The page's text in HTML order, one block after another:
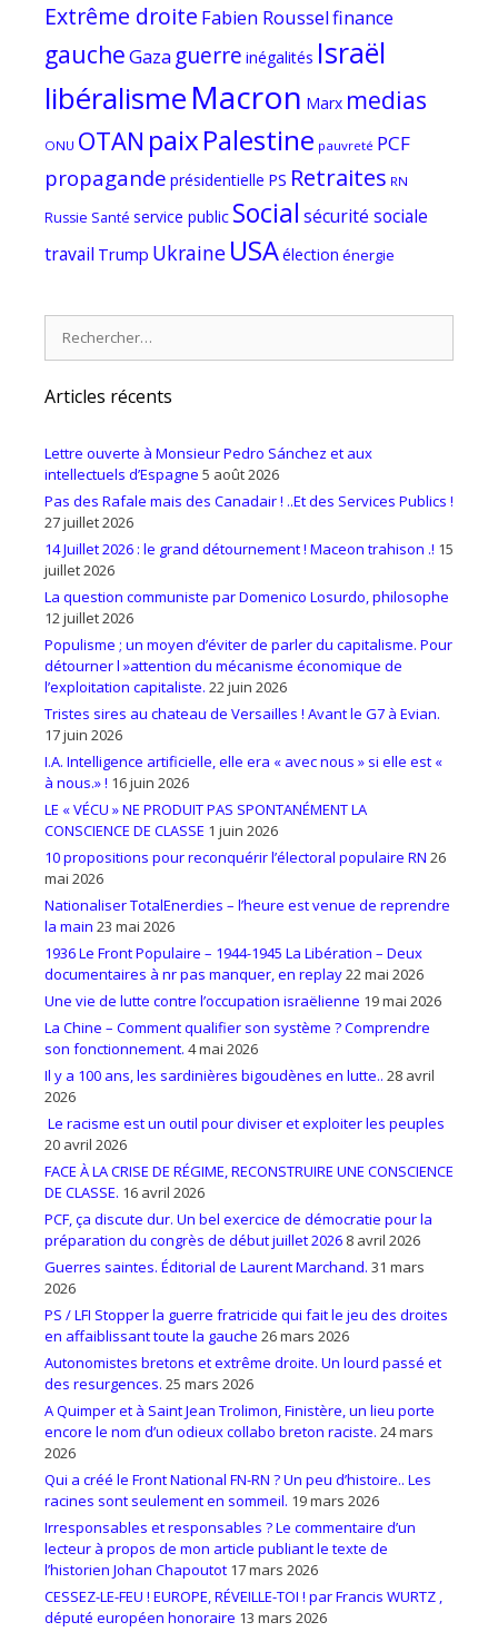
Extrême droite Fabien Rousselfinance
gaucheGazaguerre inégalités Israël
libéralismeMacron Marx medias
ONU OTAN paixPalestine pauvreté PCF
propagande présidentielle PS Retraites RN
Russie Santé service public Social sécurité sociale
travail Trump Ukraine USAélection énergie
Articles récents
Lettre ouverte à Monsieur Pedro Sánchez et aux
intellectuels d’Espagne 5 août 2026
Pas des Rafale mais des Canadair ! ..Et des Services Publics !
27 juillet 2026
14 Juillet 2026 : le grand détournement ! Maceon trahison .! 15
juillet 2026
La question communiste par Domenico Losurdo, philosophe
12 juillet 2026
Populisme ; un moyen d’éviter de parler du capitalisme. Pour
détourner l »attention du mécanisme économique de
l’exploitation capitaliste. 22 juin 2026
Tristes sires au chateau de Versailles ! Avant le G7 à Evian.
17 juin 2026
I.A. Intelligence artificielle, elle era « avec nous » si elle est «
à nous.» ! 16 juin 2026
LE « VÉCU » NE PRODUIT PAS SPONTANÉMENT LA
CONSCIENCE DE CLASSE 1 juin 2026
10 propositions pour reconquérir l’électoral populaire RN 26
mai 2026
Nationaliser TotalEnerdies – l’heure est venue de reprendre
la main 23 mai 2026
1936 Le Front Populaire – 1944-1945 La Libération – Deux
documentaires à nr pas manquer, en replay22 mai 2026
Une vie de lutte contre l’occupation israëlienne 19 mai 2026
La Chine – Comment qualifier son système ? Comprendre
son fonctionnement. 4 mai 2026
Il y a 100 ans, les sardinières bigoudènes en lutte.. 28 avril
2026
Le racisme est un outil pour diviser et exploiter les peuples
20 avril 2026
FACE À LA CRISE DE RÉGIME, RECONSTRUIRE UNE CONSCIENCE
DE CLASSE. 16 avril 2026
PCF, ça discute dur. Un bel exercice de démocratie pour la
préparation du congrès de début juillet 2026 8 avril 2026
Guerres saintes. Éditorial de Laurent Marchand. 31 mars
2026
PS / LFI Stopper la guerre fratricide qui fait le jeu des droites
en affaiblissant toute la gauche 26 mars 2026
Autonomistes bretons et extrême droite. Un lourd passé et
des resurgences. 25 mars 2026
A Quimper et à Saint Jean Trolimon, Finistère, un lieu porte
encore le nom d’un odieux collabo breton raciste. 24 mars
2026
Qui a créé le Front National FN-RN ? Un peu d’histoire.. Les
racines sont seulement en sommeil. 19 mars 2026
Irresponsables et responsables ? Le commentaire d’un
lecteur à propos de mon article publiant le texte de
l’historien Johan Chapoutot 17 mars 2026
CESSEZ-LE-FEU ! EUROPE, RÉVEILLE-TOI ! par Francis WURTZ ,
député européen honoraire 13 mars 2026